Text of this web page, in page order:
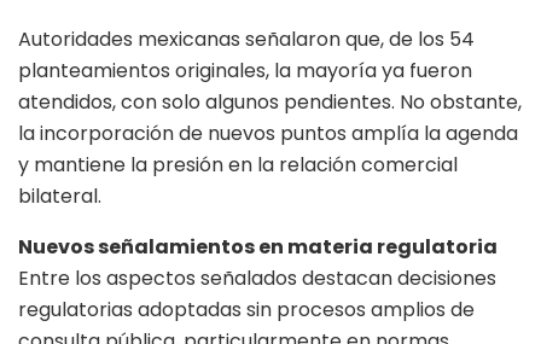
Autoridades mexicanas señalaron que, de los 54
planteamientos originales, la mayoría ya fueron
atendidos, con solo algunos pendientes. No obstante,
la incorporación de nuevos puntos amplía la agenda
y mantiene la presión en la relación comercial
bilateral.
Nuevos señalamientos en materia regulatoria
Entre los aspectos señalados destacan decisiones
regulatorias adoptadas sin procesos amplios de